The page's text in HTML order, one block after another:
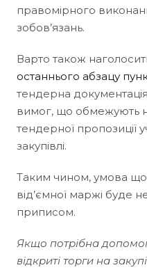
правомірного
зобов’язань.
Варто також
останнього абзацу
тендерна
вимог, що обмежують
тендерної пропозиції
закупівлі.
Таким чином, умова
від’ємної маржі буде
приписом.
Якщо потрібна
відкриті торги на